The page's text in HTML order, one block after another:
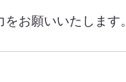
お願いいたします。